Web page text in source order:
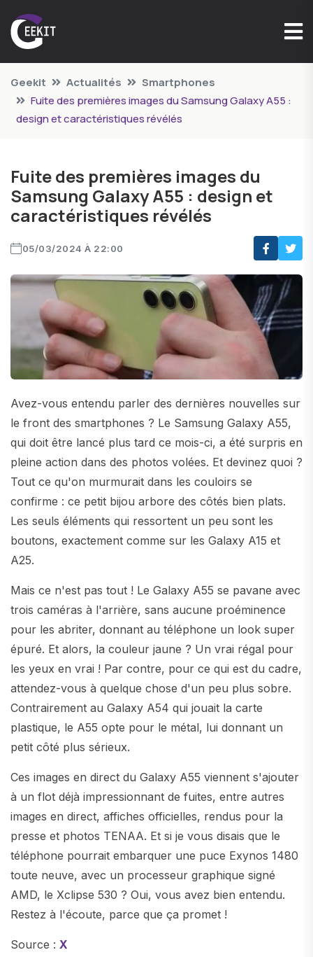
Geekit Actualités
Smartphones
Fuite des premières images du Samsung Galaxy A55 :
design et caractéristiques révélés
Fuite des premières images du
Samsung Galaxy A55 : design et
caractéristiques révélés
05/03/2024 À 22:00
Avez-vous entendu parler des dernières nouvelles sur
le front des smartphones ? Le Samsung Galaxy A55,
qui doit être lancé plus tard ce mois-ci, a été surpris en
pleine action dans des photos volées. Et devinez quoi ?
Tout ce qu'on murmurait dans les couloirs se
confirme : ce petit bijou arbore des côtés bien plats.
Les seuls éléments qui ressortent un peu sont les
boutons, exactement comme sur les Galaxy A15 et
A25.
Mais ce n'est pas tout ! Le Galaxy A55 se pavane avec
trois caméras à l'arrière, sans aucune proéminence
pour les abriter, donnant au téléphone un look super
épuré. Et alors, la couleur jaune ? Un vrai régal pour
les yeux en vrai ! Par contre, pour ce qui est du cadre,
attendez-vous à quelque chose d'un peu plus sobre.
Contrairement au Galaxy A54 qui jouait la carte
plastique, le A55 opte pour le métal, lui donnant un
petit côté plus sérieux.
Ces images en direct du Galaxy A55 viennent s'ajouter
à un flot déjà impressionnant de fuites, entre autres
images en direct, affiches officielles, rendus pour la
presse et photos TENAA. Et si je vous disais que le
téléphone pourrait embarquer une puce Exynos 1480
toute neuve, avec un processeur graphique signé
AMD, le Xclipse 530 ? Oui, vous avez bien entendu.
Restez à l'écoute, parce que ça promet !
Source : X